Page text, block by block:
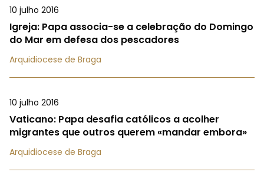
10 julho 2016
Igreja: Papa associa-se a celebração do Domingo
do Mar em defesa dos pescadores
Arquidiocese de Braga
10 julho 2016
Vaticano: Papa desafia católicos a acolher
migrantes que outros querem «mandar embora»
Arquidiocese de Braga